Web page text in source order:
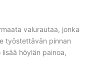
valurautaa, jonka
työstettävän pinnan
höylän painoa,